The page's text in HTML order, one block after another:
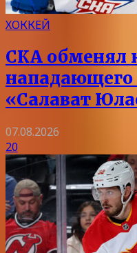
ХОККЕЙ
СКА обменял
нападающего
«Салават
07.08.2026
20